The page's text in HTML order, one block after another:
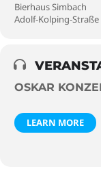
Bierhaus Simbach
Adolf-Kolping-Straße
OSKAR
LEARN MORE